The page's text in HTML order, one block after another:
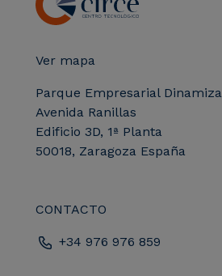
Ver mapa
Parque Empresarial Dinamiza
Avenida Ranillas
Edificio 3D, 1ª Planta
50018, Zaragoza España
CONTACTO
+34 976 976 859